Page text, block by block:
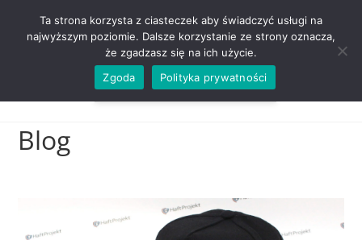
ZADZWOŃ TEL. 600 352 938
Blog
Ta strona korzysta z ciasteczek aby świadczyć usługi na
najwyższym poziomie. Dalsze korzystanie ze strony oznacza,
że zgadzasz się na ich użycie.
Zgoda
Polityka prywatności